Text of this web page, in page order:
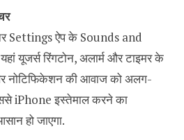
Settings ऐप के Sounds and
यूजर्स रिंगटोन, अलार्म और टाइमर के
नोटिफिकेशन की आवाज को अलग-
iPhone इस्तेमाल करने का
हो जाएगा.